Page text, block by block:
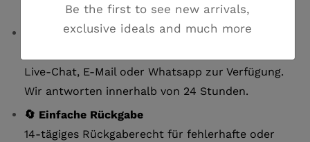
(bis zu 2 Ziffern), um es einzigartig zu machen.
💬 Hervorragender Kundenservice
Live-Chat, E-Mail oder Whatsapp zur Verfügung.
Wir antworten innerhalb von 24 Stunden.
🔄 Einfache Rückgabe
14-tägiges Rückgaberecht für fehlerhafte oder
Be the first to see new arrivals,
exclusive ideals and much more